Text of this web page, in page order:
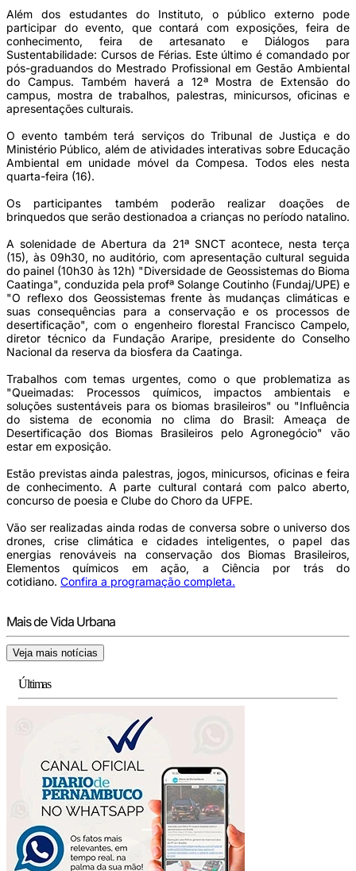
Além dos estudantes do Instituto, o público externo pode
participar do evento, que contará com exposições, feira de
conhecimento, feira de artesanato e Diálogos para
Sustentabilidade: Cursos de Férias. Este último é comandado por
pós-graduandos do Mestrado Profissional em Gestão Ambiental
do Campus. Também haverá a 12ª Mostra de Extensão do
campus, mostra de trabalhos, palestras, minicursos, oficinas e
apresentações culturais.
O evento também terá serviços do Tribunal de Justiça e do
Ministério Público, além de atividades interativas sobre Educação
Ambiental em unidade móvel da Compesa. Todos eles nesta
quarta-feira (16).
Os participantes também poderão realizar doações de
brinquedos que serão destionadoa a crianças no período natalino.
A solenidade de Abertura da 21ª SNCT acontece, nesta terça
(15), às 09h30, no auditório, com apresentação cultural seguida
do painel (10h30 às 12h) "Diversidade de Geossistemas do Bioma
Caatinga", conduzida pela profª Solange Coutinho (Fundaj/UPE) e
"O reflexo dos Geossistemas frente às mudanças climáticas e
suas consequências para a conservação e os processos de
desertificação", com o engenheiro florestal Francisco Campelo,
diretor técnico da Fundação Araripe, presidente do Conselho
Nacional da reserva da biosfera da Caatinga.
Trabalhos com temas urgentes, como o que problematiza as
"Queimadas: Processos químicos, impactos ambientais e
soluções sustentáveis para os biomas brasileiros" ou "Influência
do sistema de economia no clima do Brasil: Ameaça de
Desertificação dos Biomas Brasileiros pelo Agronegócio" vão
estar em exposição.
Estão previstas ainda palestras, jogos, minicursos, oficinas e feira
de conhecimento. A parte cultural contará com palco aberto,
concurso de poesia e Clube do Choro da UFPE.
Vão ser realizadas ainda rodas de conversa sobre o universo dos
drones, crise climática e cidades inteligentes, o papel das
energias renováveis na conservação dos Biomas Brasileiros,
Elementos químicos em ação, a Ciência por trás do
cotidiano. Confira a programação completa.
Mais de Vida Urbana
Veja mais notícias
Últimas